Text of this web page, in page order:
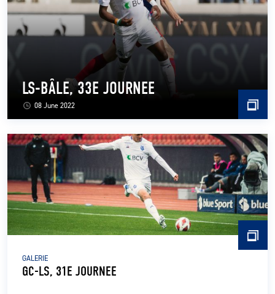
08 June 2022
LS-BÂLE, 33E JOURNEE
GALERIE
GC-LS, 31E JOURNEE